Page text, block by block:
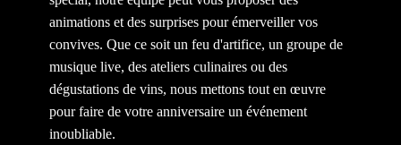
animations et des surprises pour émerveiller vos
convives. Que ce soit un feu d'artifice, un groupe de
musique live, des ateliers culinaires ou des
dégustations de vins, nous mettons tout en œuvre
pour faire de votre anniversaire un événement
inoubliable.